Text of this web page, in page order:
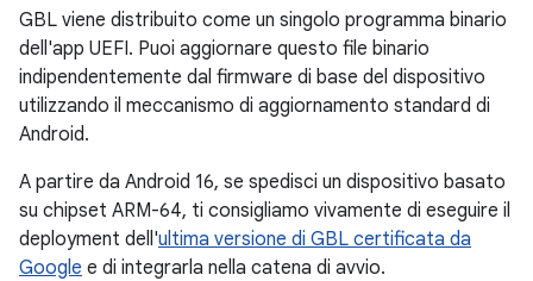
GBL viene distribuito come un singolo programma binario
dell'app UEFI. Puoi aggiornare questo file binario
indipendentemente dal firmware di base del dispositivo
utilizzando il meccanismo di aggiornamento standard di
Android.
A partire da Android 16, se spedisci un dispositivo basato
su chipset ARM-64, ti consigliamo vivamente di eseguire il
deployment dell'ultima versione di GBL certificata da
Google e di integrarla nella catena di avvio.